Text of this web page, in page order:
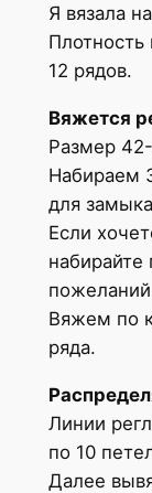
Я вязала
Плотность
12 рядов.
Вяжется
Размер
Набираем
для
Если
набирайте
Вяжем по
ряда.
Линии
по 10
Далее